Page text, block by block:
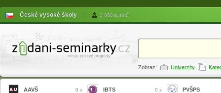
České vysoké školy | 3 060 autorů
Zobraz: Univerzity
AAVŠ 0 x IBTS 0 x
PVŠPS